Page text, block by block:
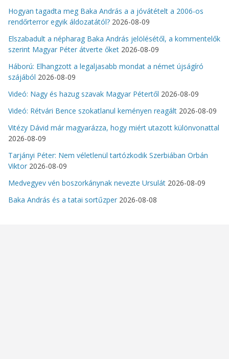
Hogyan tagadta meg Baka András a a jóvátételt a 2006-os
rendőrterror egyik áldozatától? 2026-08-09
Elszabadult a népharag Baka András jelölésétől, a kommentelők
szerint Magyar Péter átverte őket 2026-08-09
Háború: Elhangzott a legaljasabb mondat a német újságíró
szájából 2026-08-09
Videó: Nagy és hazug szavak Magyar Pétertől 2026-08-09
Videó: Rétvári Bence szokatlanul keményen reagált 2026-08-09
Vitézy Dávid már magyarázza, hogy miért utazott különvonattal
2026-08-09
Tarjányi Péter: Nem véletlenül tartózkodik Szerbiában Orbán
Viktor 2026-08-09
Medvegyev vén boszorkánynak nevezte Ursulát 2026-08-09
Baka András és a tatai sortűzper 2026-08-08